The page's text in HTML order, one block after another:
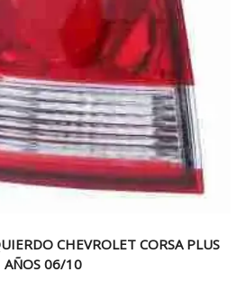
CHEVROLET CORSA PLUS
AÑOS 06/10